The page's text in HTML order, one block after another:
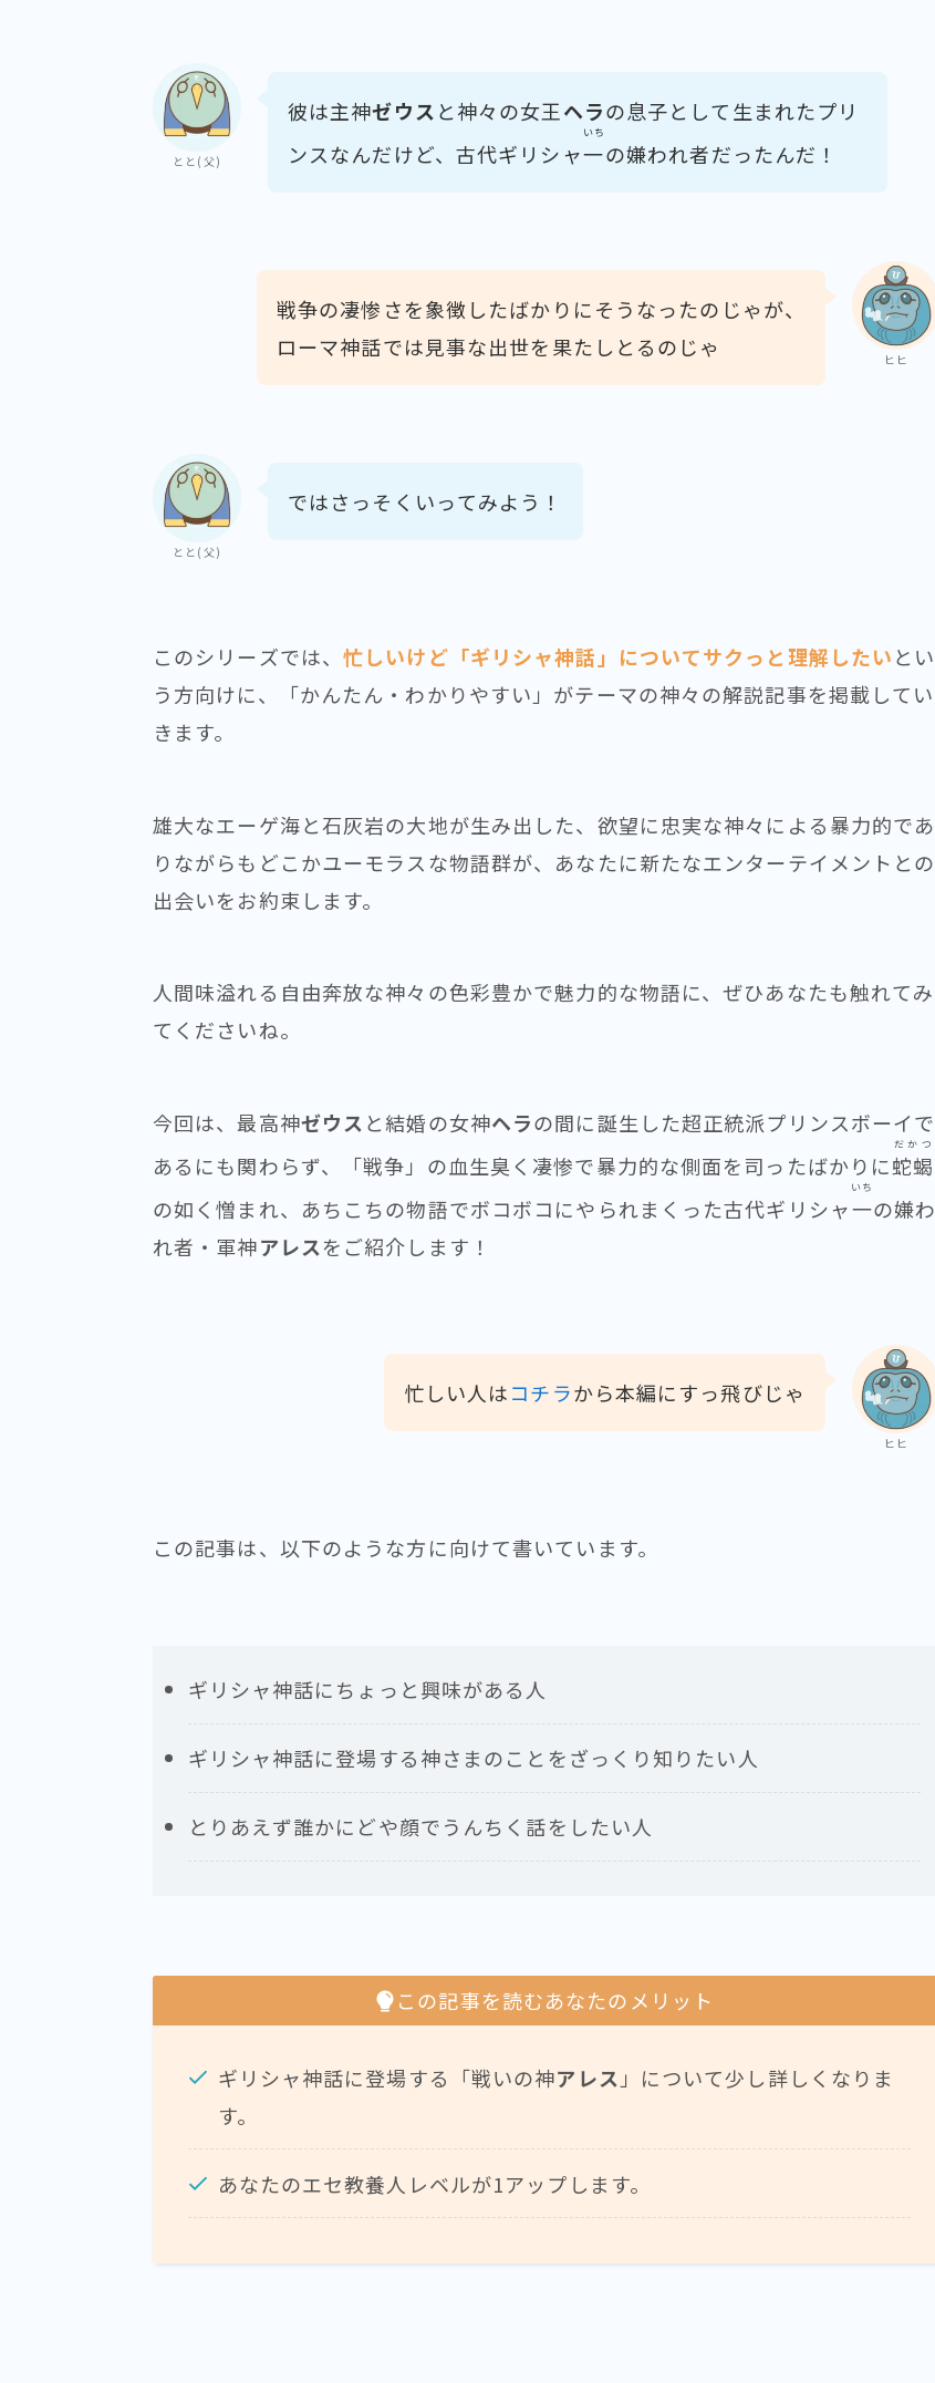
とと(父)
彼は主神ゼウスと神々の女王ヘラの息子として生まれたプリ
ンスなんだけど、古代ギリシャ一
いち
の嫌われ者だったんだ！
ヒヒ
戦争の凄惨さを象徴したばかりにそうなったのじゃが、
ローマ神話では見事な出世を果たしとるのじゃ
とと(父)
ではさっそくいってみよう！
このシリーズでは、忙しいけど「ギリシャ神話」についてサクっと理解したいとい
う方向けに、「かんたん・わかりやすい」がテーマの神々の解説記事を掲載してい
きます。
雄大なエーゲ海と石灰岩の大地が生み出した、欲望に忠実な神々による暴力的であ
りながらもどこかユーモラスな物語群が、あなたに新たなエンターテイメントとの
出会いをお約束します。
人間味溢れる自由奔放な神々の色彩豊かで魅力的な物語に、ぜひあなたも触れてみ
てくださいね。
今回は、最高神ゼウスと結婚の女神ヘラの間に誕生した超正統派プリンスボーイで
あるにも関わらず、「戦争」の血生臭く凄惨で暴力的な側面を司ったばかりに蛇蝎
だかつ
の如く憎まれ、あちこちの物語でボコボコにやられまくった古代ギリシャ一
いち
の嫌わ
れ者・軍神アレスをご紹介します！
ヒヒ
忙しい人はコチラから本編にすっ飛びじゃ
この記事は、以下のような方に向けて書いています。
ギリシャ神話にちょっと興味がある人
ギリシャ神話に登場する神さまのことをざっくり知りたい人
とりあえず誰かにどや顔でうんちく話をしたい人
この記事を読むあなたのメリット
ギリシャ神話に登場する「戦いの神アレス 」について少し詳しくなりま
す。
あなたのエセ教養人レベルが1アップします。